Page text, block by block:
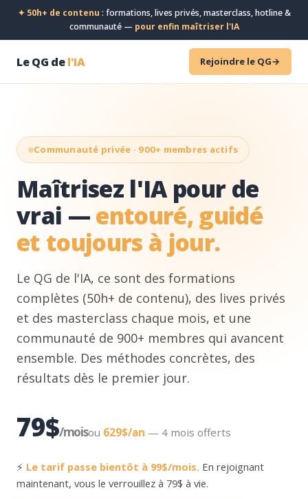
✦ 50h+ de contenu : formations, lives privés, masterclass, hotline &
communauté — pour enfin maîtriser l'IA
Le QG del'IA Rejoindre le QG→
Communauté privée · 900+ membres actifs
Maîtrisez l'IA pour de
vrai —entouré, guidé
et toujours à jour.
Le QG de l'IA, ce sont des formations
complètes (50h+ de contenu), des lives privés
et des masterclass chaque mois, et une
communauté de 900+ membres qui avancent
ensemble. Des méthodes concrètes, des
résultats dès le premier jour.
79$/moisou 629$/an — 4 mois offerts
⚡ Le tarif passe bientôt à 99$/mois. En rejoignant
maintenant, vous le verrouillez à 79$ à vie.